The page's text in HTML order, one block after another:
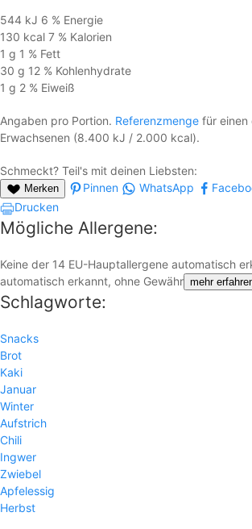
544 kJ 6 % Energie
130 kcal 7 % Kalorien
1 g 1 % Fett
30 g 12 % Kohlen­hydrate
1 g 2 % Eiweiß
Angaben pro Portion. Referenzmenge für einen
Erwachsenen (8.400 kJ / 2.000 kcal).
Schmeckt? Teil's mit deinen Liebsten:
Merken Pinnen WhatsApp
Drucken
Mögliche Allergene:
Keine der 14 EU-Hauptallergene automatisch
automatisch erkannt, ohne Gewähr mehr
Schlagworte:
Snacks
Brot
Kaki
Januar
Winter
Aufstrich
Chili
Ingwer
Zwiebel
Apfelessig
Herbst